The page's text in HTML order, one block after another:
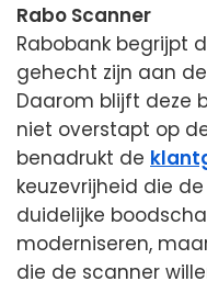
Rabo Scanner
Rabobank begrijpt
gehecht zijn aan
Daarom blijft deze
niet overstapt op
benadrukt de
keuzevrijheid die
duidelijke
moderniseren,
die de scanner